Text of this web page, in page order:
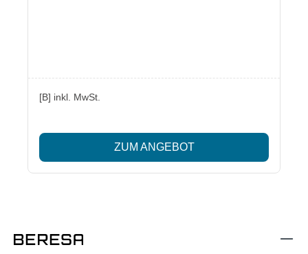
[B] inkl. MwSt.
ZUM ANGEBOT